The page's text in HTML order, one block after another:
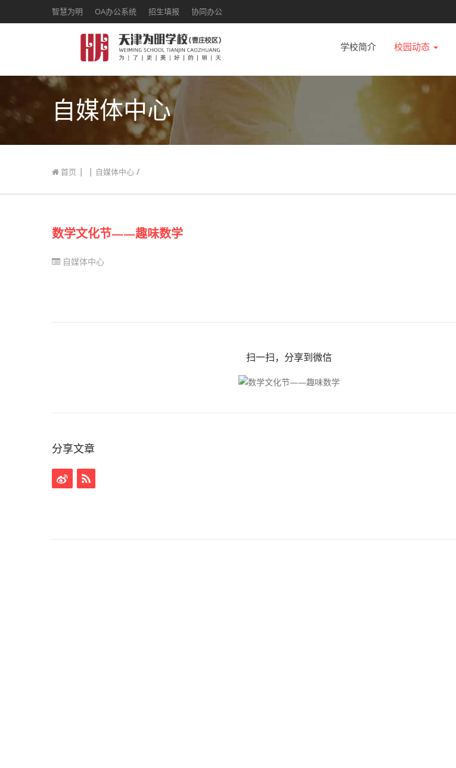
智慧为明 OA办公系统 招生填报 协同办公
学校简介 校园动态
自媒体中心
首页 | | 自媒体中心 /
数学文化节——趣味数学
自媒体中心
扫一扫，分享到微信
分享文章